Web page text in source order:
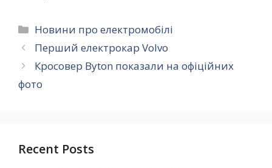
Категорії
Новини про електромобілі
Перший електрокар Volvo
Кросовер Byton показали на офіційних
фото
Recent Posts